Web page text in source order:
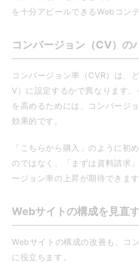
を十分アピールできるWebコン
コンバージョン（CV）の
コンバージョン率（CVR）は、
V）に設定するかで異なります
を高めるためには、コンバージ
効果的です。
「こちらから購入」のように初
のではなく、「まずは資料請求
ージョン率の上昇が期待できます
Webサイトの構成を見直
Webサイトの構成の改善も、コ
に役立ちます。